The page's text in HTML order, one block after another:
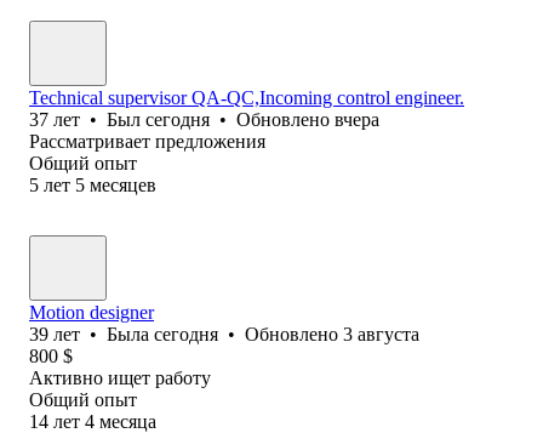
Technical supervisor QA-QC,Incoming control engineer.
37 лет • Был сегодня • Обновлено вчера
Рассматривает предложения
Общий опыт
5 лет 5 месяцев
Motion designer
39 лет • Была сегодня • Обновлено 3 августа
800 $
Активно ищет работу
Общий опыт
14 лет 4 месяца